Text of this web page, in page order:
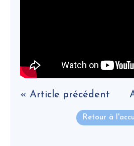
« Article précédent
Retour à